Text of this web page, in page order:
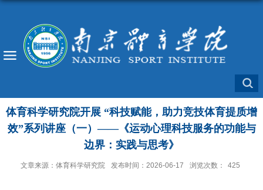
体育科学研究院开展 “科技赋能，助力竞技体育提质增
效”系列讲座（一）——《运动心理科技服务的功能与
边界：实践与思考》
文章来源：体育科学研究院 发布时间：2026-06-17 浏览次数： 425